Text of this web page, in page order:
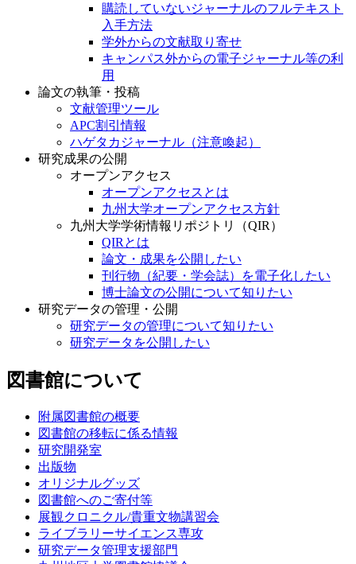
購読していないジャーナルのフルテキスト
入手方法
学外からの文献取り寄せ
キャンパス外からの電子ジャーナル等の利
用
論文の執筆・投稿
文献管理ツール
APC割引情報
ハゲタカジャーナル（注意喚起）
研究成果の公開
オープンアクセス
オープンアクセスとは
九州大学オープンアクセス方針
九州大学学術情報リポジトリ（QIR）
QIRとは
論文・成果を公開したい
刊行物（紀要・学会誌）を電子化したい
博士論文の公開について知りたい
研究データの管理・公開
研究データの管理について知りたい
研究データを公開したい
図書館について
附属図書館の概要
図書館の移転に係る情報
研究開発室
出版物
オリジナルグッズ
図書館へのご寄付等
展観クロニクル/貴重文物講習会
ライブラリーサイエンス専攻
研究データ管理支援部門